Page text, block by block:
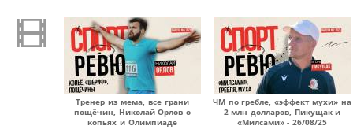
Тренер из мема, все грани
пощёчин, Николай Орлов о
копьях и Олимпиаде
ЧМ по гребле, «эффект мухи» на
2 млн долларов, Пикущак и
«Милсами» - 26/08/25